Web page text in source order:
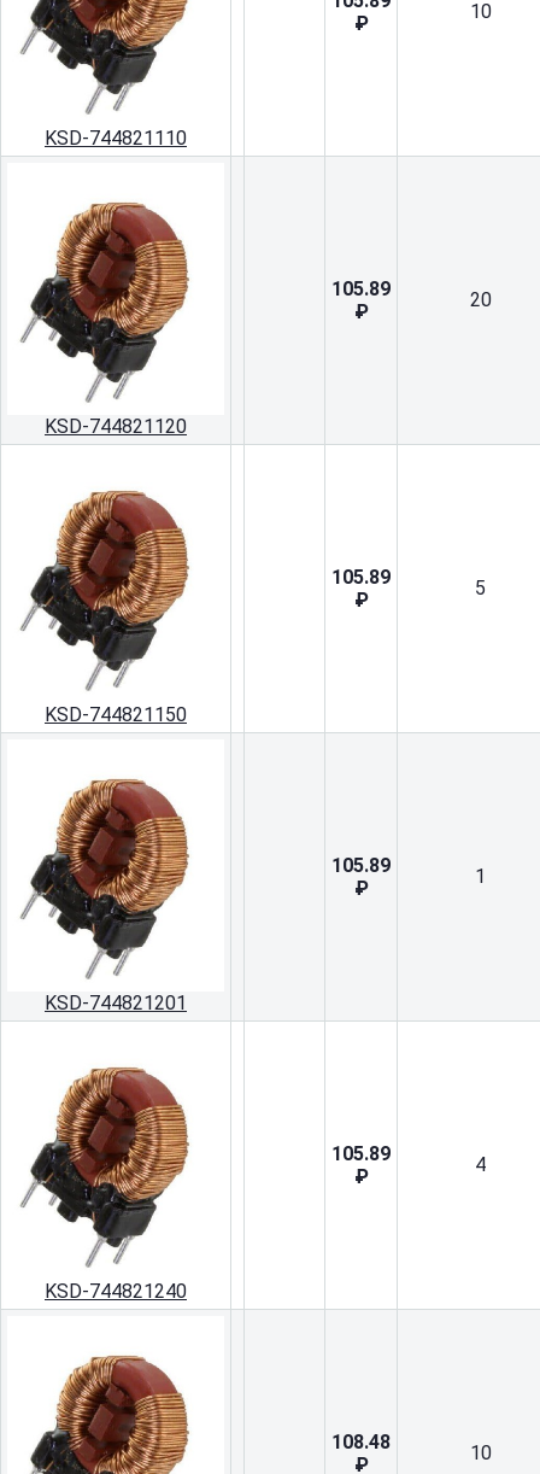
KSD-744821110
₽
10
KSD-744821120
105.89
₽
20
KSD-744821150
105.89
₽
5
KSD-744821201
105.89
₽
1
KSD-744821240
105.89
₽
4
108.48
₽
10